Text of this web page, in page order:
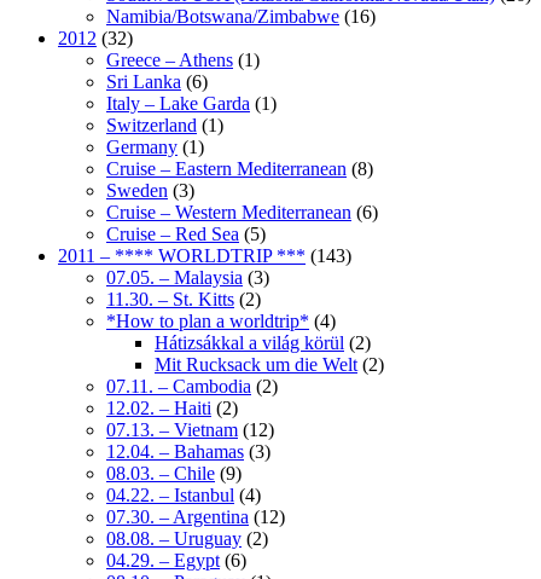
Namibia/Botswana/Zimbabwe (16)
2012 (32)
Greece – Athens (1)
Sri Lanka (6)
Italy – Lake Garda (1)
Switzerland (1)
Germany (1)
Cruise – Eastern Mediterranean (8)
Sweden (3)
Cruise – Western Mediterranean (6)
Cruise – Red Sea (5)
2011 – **** WORLDTRIP *** (143)
07.05. – Malaysia (3)
11.30. – St. Kitts (2)
*How to plan a worldtrip* (4)
Hátizsákkal a világ körül (2)
Mit Rucksack um die Welt (2)
07.11. – Cambodia (2)
12.02. – Haiti (2)
07.13. – Vietnam (12)
12.04. – Bahamas (3)
08.03. – Chile (9)
04.22. – Istanbul (4)
07.30. – Argentina (12)
08.08. – Uruguay (2)
04.29. – Egypt (6)